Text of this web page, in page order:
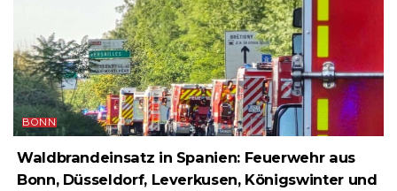
BONN
Waldbrandeinsatz in Spanien: Feuerwehr aus
Bonn, Düsseldorf, Leverkusen, Königswinter und